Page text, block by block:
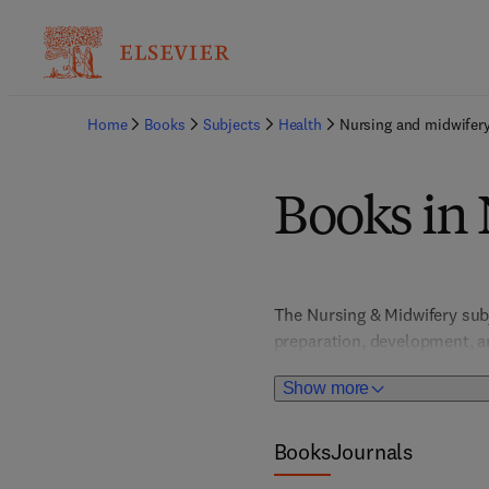
Home Books Subjects Health Nursing and
Books
Show more
The Nursing & Midwifery
preparation, development,
titles, Community Nursing,
Nurse Anesthesia,
BooksJournals